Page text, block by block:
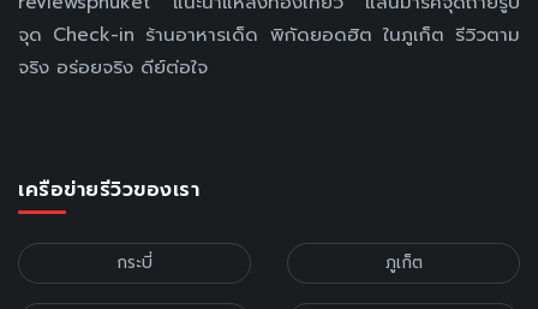
จุด Check-in ร้านอาหารเด็ด พิกัดยอดฮิต ในภูเก็ต รีวิวตาม
จริง อร่อยจริง ดีย์ต่อใจ
เครือข่ายรีวิวของเรา
กระบี่ ภูเก็ต